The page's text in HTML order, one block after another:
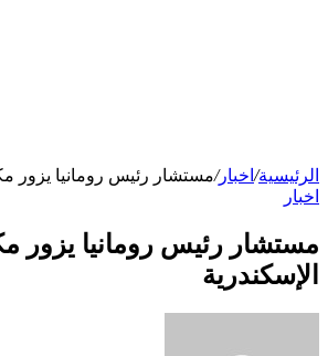
الرئيسية/ اخبار/مستشار رئيس رومانيا يزور
اخبار
مستشار رئيس رومانيا يزور
الإسكندرية